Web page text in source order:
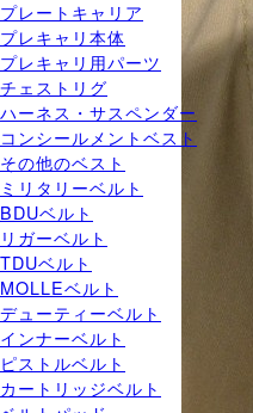
プレートキャリア
プレキャリ本体
プレキャリ用パーツ
チェストリグ
ハーネス・サスペンダー
コンシールメントベスト
その他のベスト
ミリタリーベルト
BDUベルト
リガーベルト
TDUベルト
MOLLEベルト
デューティーベルト
インナーベルト
ピストルベルト
カートリッジベルト